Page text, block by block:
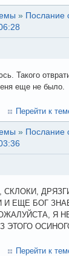
» Послание
Такого
еще не было.
Перейти к
» Послание
СКЛОКИ,
И ЕЩЕ БОГ
Я
ЭТОГО
Перейти к